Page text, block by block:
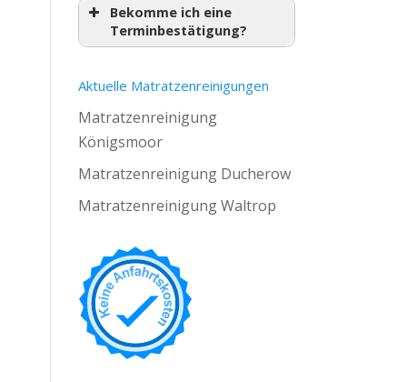
Bekomme ich eine
Terminbestätigung?
Aktuelle Matratzenreinigungen
Matratzenreinigung
Königsmoor
Matratzenreinigung Ducherow
Matratzenreinigung Waltrop